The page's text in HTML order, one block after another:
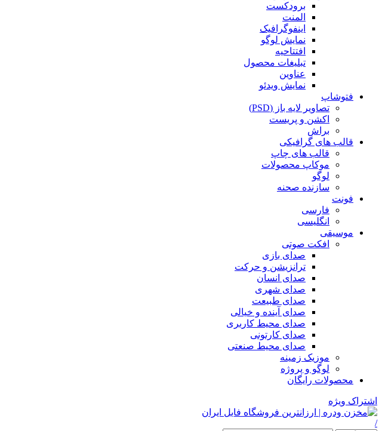
برودکست
المنت
اینفوگرافیک
نمایش لوگو
افتتاحیه
تبلیغات محصول
عناوین
نمایش ویدئو
فتوشاپ
تصاویر لایه باز (PSD)
اکشن و پریست
براش
قالب های گرافیکی
قالب های چاپ
موکاپ محصولات
لوگو
سازنده صحنه
فونت
فارسی
انگلیسی
موسیقی
افکت صوتی
صدای بازی
ترانزیشن و حرکت
صدای انسان
صدای شهری
صدای طبیعت
صدای آینده و خیالی
صدای محیط کاربری
صدای کارتونی
صدای محیط صنعتی
موزیک زمینه
لوگو و پروژه
محصولات رایگان
اشتراک ویژه
/